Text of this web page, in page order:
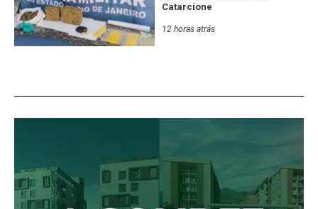
Catarcione
12 horas atrás